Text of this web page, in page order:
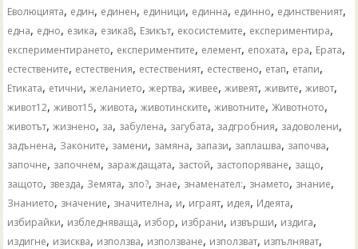
Еволюцията, един, единен, единици, единна, единно, единственият,
една, едно, езика, езика8, Езикът, екосистемите, експериментира,
експериментирането, експериментите, елемент, епохата, ера, Ерата,
естествените, естествения, естественият, естествено, етап, етапи,
Етиката, етични,желанието,жертва,живее,живеят,живите,живот,
живот12,живот15,живота,животинските,животните,Животното,
животът,жизнено, за, забулена, загубата, задгробния, задоволени,
задънена, Законите, замени, замяна, запази, заплашва, започва,
започне, започнем, зараждащата, застой, застопоряване, защо,
защото, звезда, Земята, зло?, знае, знаменател:, знамето, знание,
Знанието, значение, значителна, и, играят, идея, Идеята,
избирайки, избледняваща, избор, избрани, извърши, издига,
издигне, изисква, използва, използване, използват, изпълняват,